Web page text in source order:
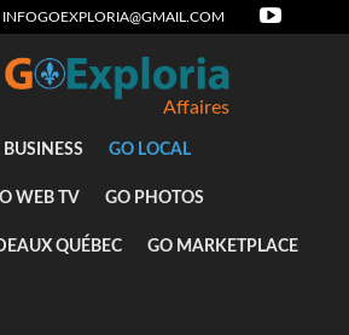
INFOGOEXPLORIA@GMAIL.COM
Affaires
BUSINESS GO LOCAL
WEB TV GO PHOTOS
QUÉBEC GO MARKETPLACE